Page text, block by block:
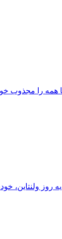
همه را مجذوب
روز ولنتاین،